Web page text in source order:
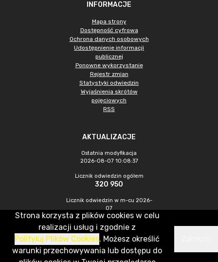
INFORMACJE
Mapa strony
Dostępność cyfrowa
Ochrona danych osobowych
Udostępnienie informacji
publicznej
Ponowne wykorzystanie
Rejestr zmian
Statystyki odwiedzin
Wyjaśnienia skrótów
pojęciowych
RSS
AKTUALIZACJE
Ostatnia modyfikacja
2026-08-07 10:08:37
Licznik odwiedzin ogółem
320 950
Licznik odwiedzin w m-cu 2026-
07
1 009
CMS & Hosting: Nefeni Sp. z o.o.
Strona korzysta z plików cookies w celu
realizacji usług i zgodnie z
Polityką Plików Cookies. Możesz określić
warunki przechowywania lub dostępu do